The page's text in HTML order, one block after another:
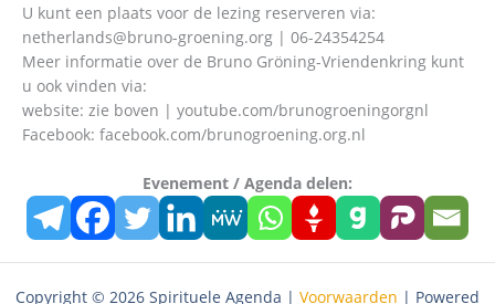
U kunt een plaats voor de lezing reserveren via:
netherlands@bruno-groening.org | 06-24354254
Meer informatie over de Bruno Gröning-Vriendenkring kunt
u ook vinden via:
website: zie boven | youtube.com/brunogroeningorgnl
Facebook: facebook.com/brunogroening.org.nl
Evenement / Agenda delen:
Copyright © 2026 Spirituele Agenda | Voorwaarden | Powered